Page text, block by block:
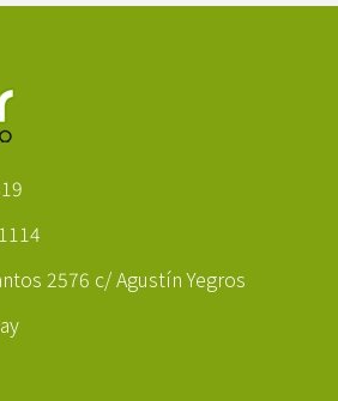
2576 c/ Agustín Yegros